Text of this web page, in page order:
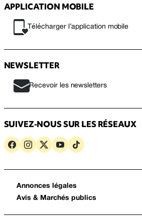
APPLICATION MOBILE
Télécharger l’application mobile
NEWSLETTER
Recevoir les newsletters
SUIVEZ-NOUS SUR LES RÉSEAUX
Annonces légales
Avis & Marchés publics